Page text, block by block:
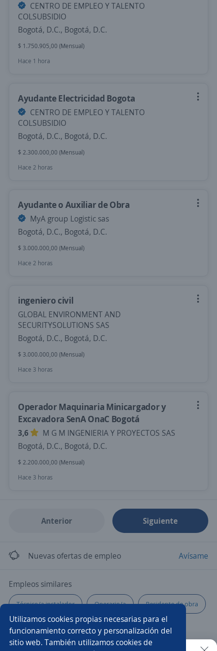
Utilizamos cookies propias necesarias para el
funcionamiento correcto y personalización del
sitio web. También utilizamos cookies de
CENTRO DE EMPLEO Y TALENTO
COLSUBSIDIO
Bogotá, D.C., Bogotá, D.C.
$ 1.750.905,00 (Mensual)
Hace 1 hora
Ayudante Electricidad Bogota
CENTRO DE EMPLEO Y TALENTO
COLSUBSIDIO
Bogotá, D.C., Bogotá, D.C.
$ 2.300.000,00 (Mensual)
Hace 2 horas
Ayudante o Auxiliar de Obra
MyA group Logistic sas
Bogotá, D.C., Bogotá, D.C.
$ 3.000.000,00 (Mensual)
Hace 2 horas
ingeniero civil
GLOBAL ENVIRONMENT AND
SECURITYSOLUTIONS SAS
Bogotá, D.C., Bogotá, D.C.
$ 3.000.000,00 (Mensual)
Hace 3 horas
Operador Maquinaria Minicargador y
Excavadora SenA OnaC Bogotá
3,6
M G M INGENIERIA Y PROYECTOS SAS
Bogotá, D.C., Bogotá, D.C.
$ 2.200.000,00 (Mensual)
Hace 3 horas
Anterior Siguiente
Nuevas ofertas de empleo Avísame
Empleos similares
Técnico/a instalador Operario/a Residente de obra
Ejecutivo/a comercial Inspector/a de obra